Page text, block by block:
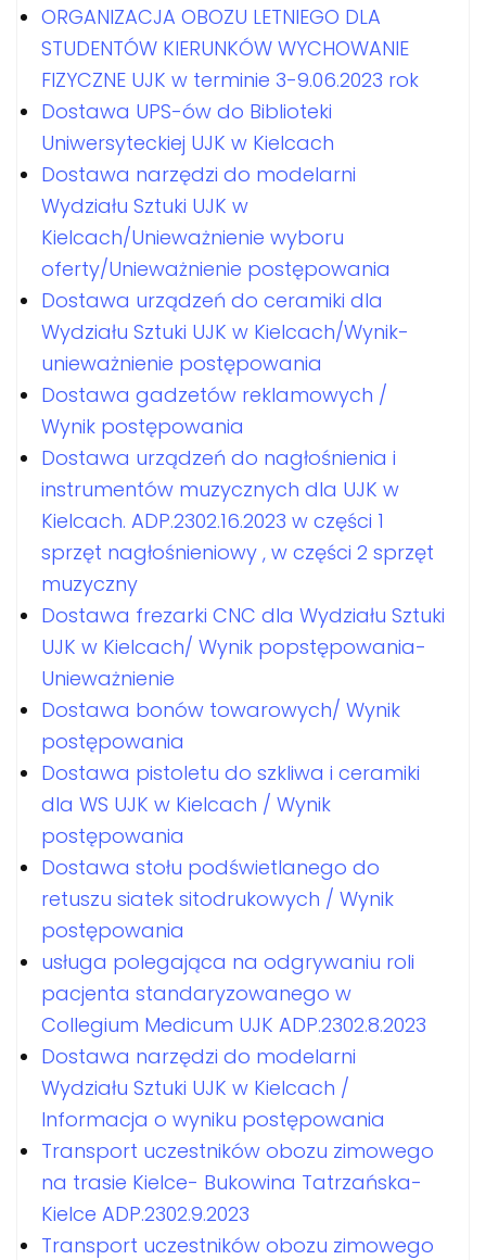
ORGANIZACJA OBOZU LETNIEGO DLA
STUDENTÓW KIERUNKÓW WYCHOWANIE
FIZYCZNE UJK w terminie 3-9.06.2023 rok
Dostawa UPS-ów do Biblioteki
Uniwersyteckiej UJK w Kielcach
Dostawa narzędzi do modelarni
Wydziału Sztuki UJK w
Kielcach/Unieważnienie wyboru
oferty/Unieważnienie postępowania
Dostawa urządzeń do ceramiki dla
Wydziału Sztuki UJK w Kielcach/Wynik-
unieważnienie postępowania
Dostawa gadzetów reklamowych /
Wynik postępowania
Dostawa urządzeń do nagłośnienia i
instrumentów muzycznych dla UJK w
Kielcach. ADP.2302.16.2023 w części 1
sprzęt nagłośnieniowy , w części 2 sprzęt
muzyczny
Dostawa frezarki CNC dla Wydziału Sztuki
UJK w Kielcach/ Wynik popstępowania-
Unieważnienie
Dostawa bonów towarowych/ Wynik
postępowania
Dostawa pistoletu do szkliwa i ceramiki
dla WS UJK w Kielcach / Wynik
postępowania
Dostawa stołu podświetlanego do
retuszu siatek sitodrukowych / Wynik
postępowania
usługa polegająca na odgrywaniu roli
pacjenta standaryzowanego w
Collegium Medicum UJK ADP.2302.8.2023
Dostawa narzędzi do modelarni
Wydziału Sztuki UJK w Kielcach /
Informacja o wyniku postępowania
Transport uczestników obozu zimowego
na trasie Kielce- Bukowina Tatrzańska-
Kielce ADP.2302.9.2023
Transport uczestników obozu zimowego